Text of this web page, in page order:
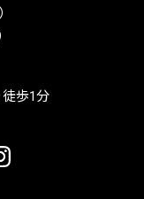
歩1分